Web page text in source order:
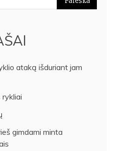
ataką išduriant jam
gimdami minta